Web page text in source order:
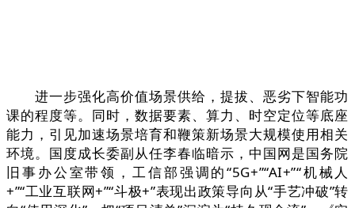
进一步强化高价值场景供给，提拔、恶劣下智能功
课的程度等。同时，数据要素、算力、时空定位等底座
能力，引见加速场景培育和鞭策新场景大规模使用相关
环境。国度成长委副从任李春临暗示，中国网是国务院
旧事办公室带领，工信部强调的“5G+”“AI+”“机械人
+”“工业互联网+”“斗极+”表现出政策导向从“手艺冲破”转